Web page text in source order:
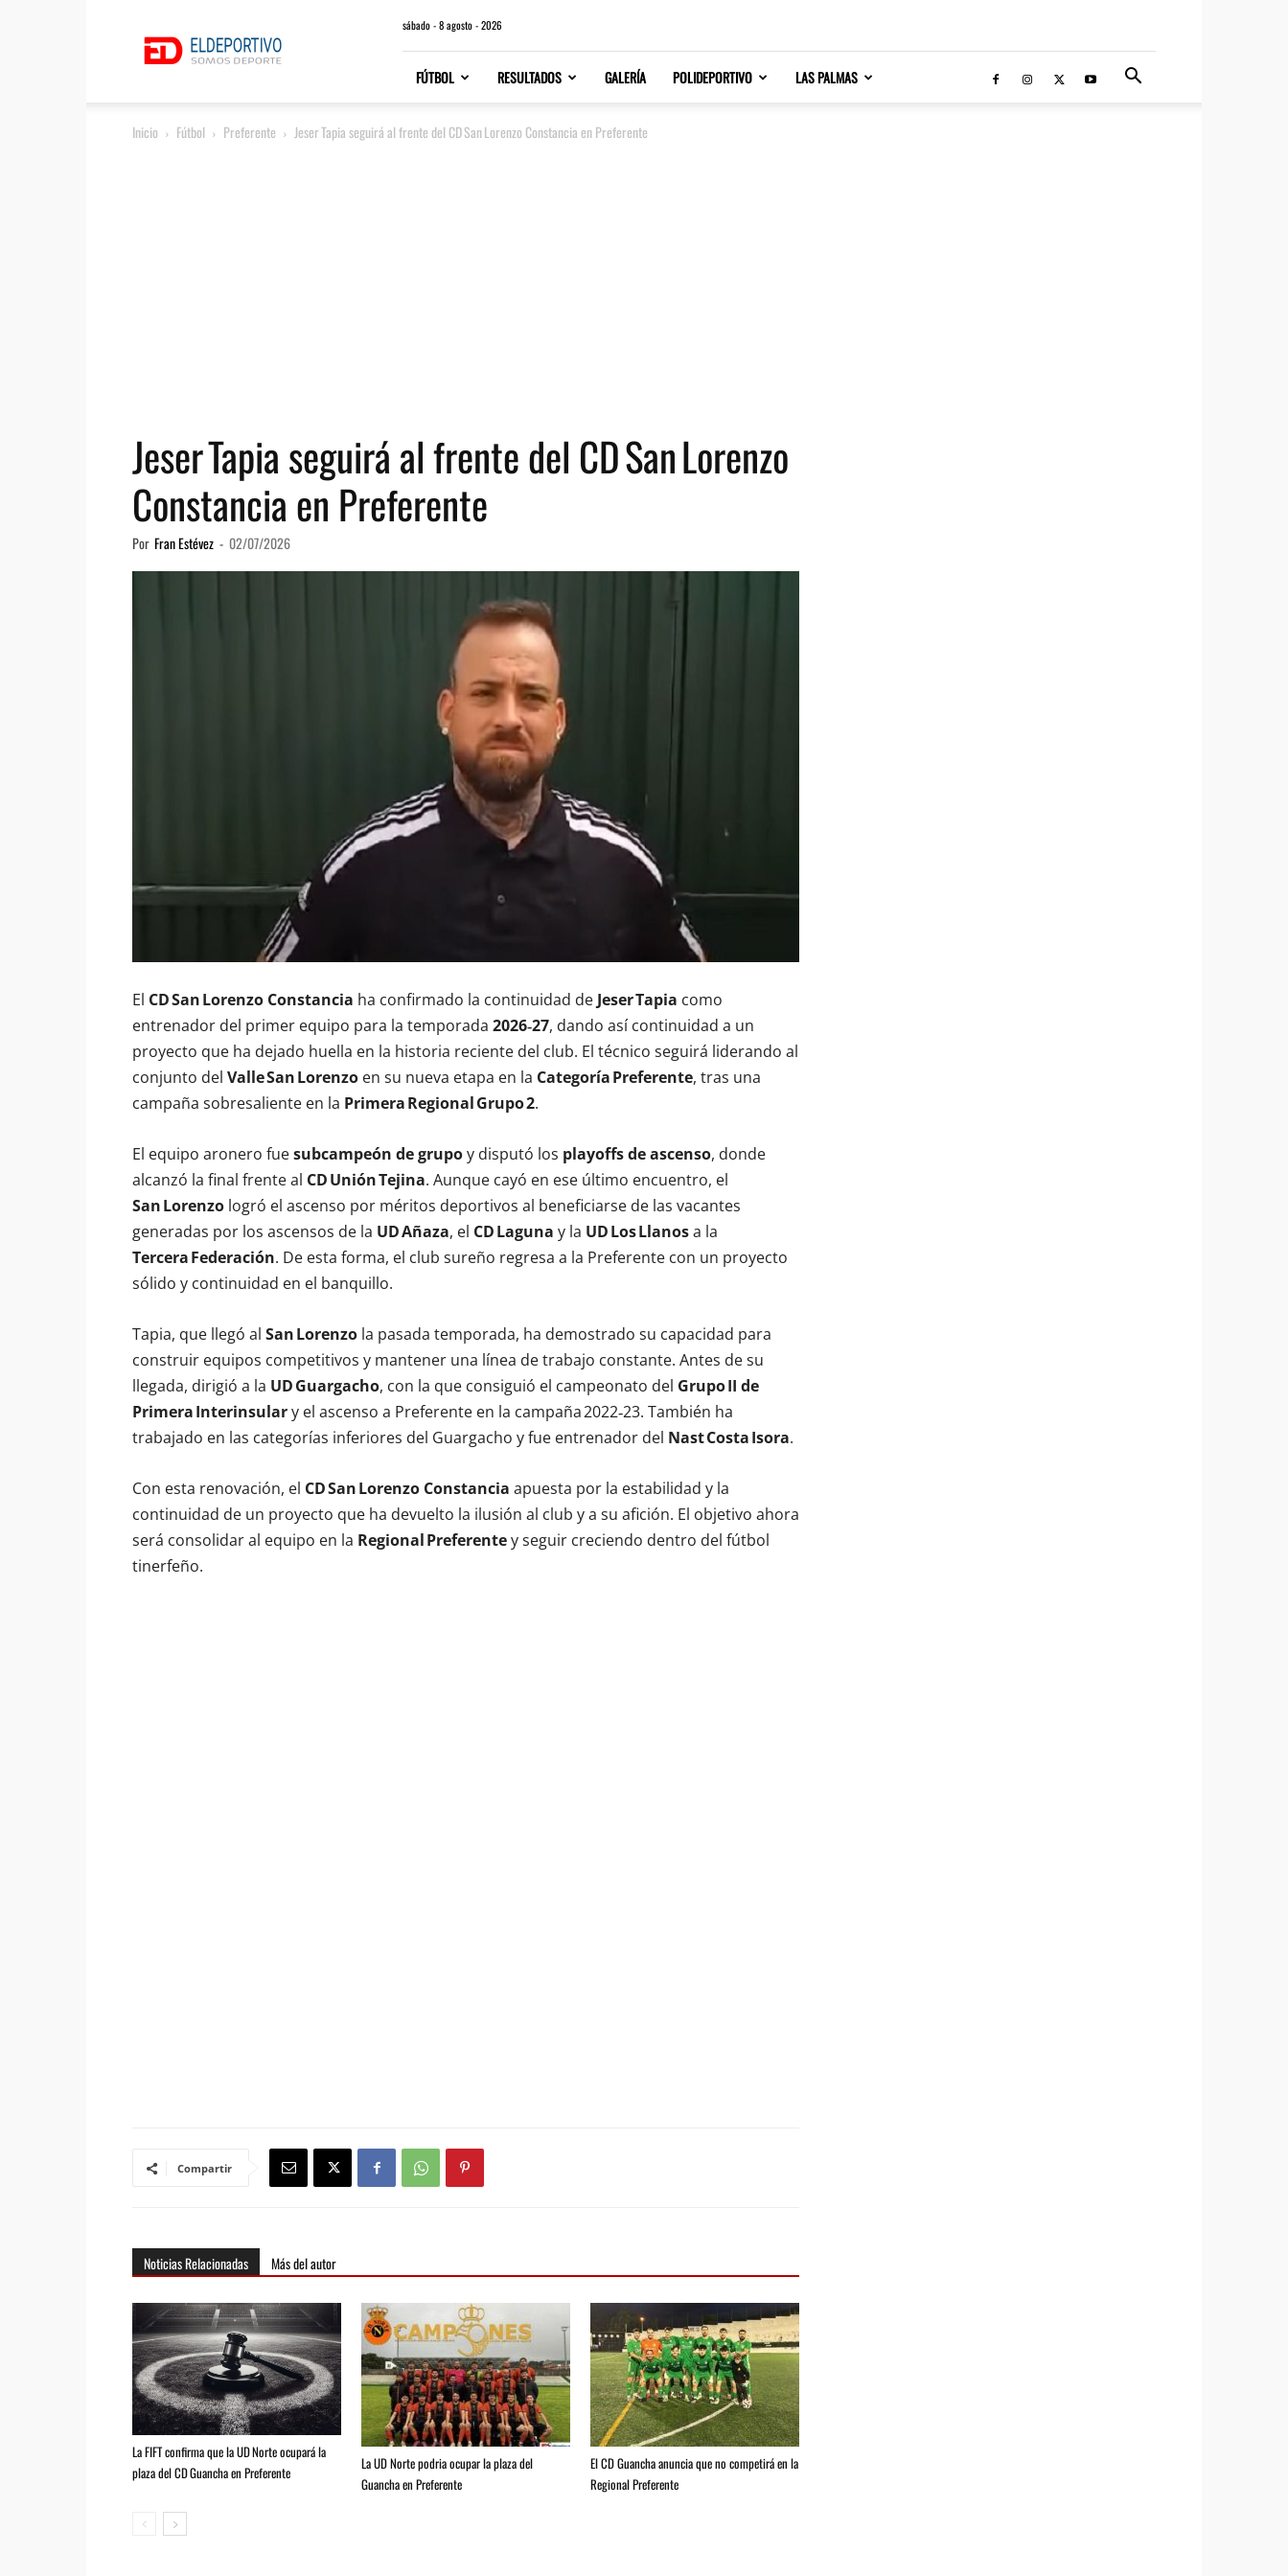
sábado - 8 agosto - 2026
FÚTBOL RESULTADOS GALERÍA POLIDEPORTIVO LAS PALMAS
Inicio Fútbol Preferente Jeser Tapia seguirá al frente del CD San Lorenzo Constancia en Preferente
Jeser Tapia seguirá al frente del CD San Lorenzo
Constancia en Preferente
Por Fran Estévez - 02/07/2026
El CD San Lorenzo Constancia ha confirmado la continuidad de Jeser Tapia como
entrenador del primer equipo para la temporada 2026‑27, dando así continuidad a un
proyecto que ha dejado huella en la historia reciente del club. El técnico seguirá liderando al
conjunto del Valle San Lorenzo en su nueva etapa en la Categoría Preferente, tras una
campaña sobresaliente en la Primera Regional Grupo 2.
El equipo aronero fuesubcampeón de grupoy disputó los playoffs de ascenso, donde
alcanzó la final frente al CD Unión Tejina. Aunque cayó en ese último encuentro, el
San Lorenzo logró el ascenso por méritos deportivos al beneficiarse de las vacantes
generadas por los ascensos de la UD Añaza, el CD Laguna y la UD Los Llanosa la
Tercera Federación. De esta forma, el club sureño regresa a la Preferente con un proyecto
sólido y continuidad en el banquillo.
Tapia, que llegó al San Lorenzo la pasada temporada, ha demostrado su capacidad para
construir equipos competitivos y mantener una línea de trabajo constante. Antes de su
llegada, dirigió a la UD Guargacho, con la que consiguió el campeonato del Grupo II de
Primera Interinsulary el ascenso a Preferente en la campaña 2022‑23. También ha
trabajado en las categorías inferiores del Guargacho y fue entrenador del Nast Costa Isora.
Con esta renovación, el CD San Lorenzo Constancia apuesta por la estabilidad y la
continuidad de un proyecto que ha devuelto la ilusión al club y a su afición. El objetivo ahora
será consolidar al equipo en la Regional Preferentey seguir creciendo dentro del fútbol
tinerfeño.
Compartir
Noticias Relacionadas Más del autor
La FIFT confirma que la UD Norte ocupará la
plaza del CD Guancha en Preferente
La UD Norte podria ocupar la plaza del
Guancha en Preferente
El CD Guancha anuncia que no competirá en la
Regional Preferente